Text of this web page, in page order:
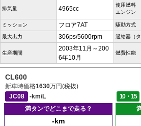
排気量 4965cc
使用燃料
エンジン
ミッション フロア7AT 駆動方式
最大出力 306ps/5600rpm 過給器（タ
生産期間
2003年11月～200
6年10月
燃費性能
CL600
新車時価格1630万円(税抜)
JC08
-km/L 10・15
満タンでどこまで走る？
-km